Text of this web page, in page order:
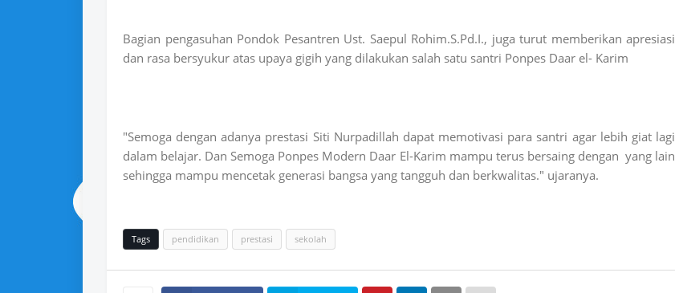
Bagian pengasuhan Pondok Pesantren Ust. Saepul Rohim.S.Pd.I., juga turut memberikan apresiasi
dan rasa bersyukur atas upaya gigih yang dilakukan salah satu santri Ponpes Daar el- Karim
"Semoga dengan adanya prestasi Siti Nurpadillah dapat memotivasi para santri agar lebih giat lagi
dalam belajar. Dan Semoga Ponpes Modern Daar El-Karim mampu terus bersaing dengan yang lain
sehingga mampu mencetak generasi bangsa yang tangguh dan berkwalitas." ujaranya.
Tags pendidikan prestasi sekolah